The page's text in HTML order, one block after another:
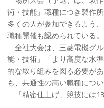
術・技能」職種につき製作
多くの人が参加できるよう
職種開催も認められている。
全社大会は、三菱電機グ
能・技術」「より高度な水
的な取り組みを図る必要が
も、共通性の高い職種につ
「精密仕上げ」競技には13